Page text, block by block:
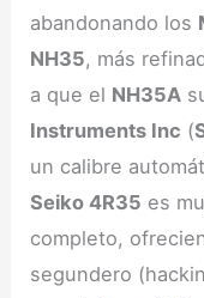
abandonando los
NH35, más
a que el NH35A
Instruments Inc (
un calibre
Seiko 4R35 es
completo,
segundero